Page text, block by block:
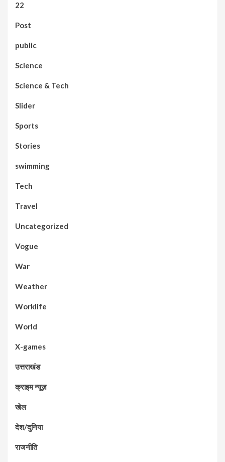
22
Post
public
Science
Science & Tech
Slider
Sports
Stories
swimming
Tech
Travel
Uncategorized
Vogue
War
Weather
Worklife
World
X-games
उत्तराखंड
क्राइम न्यूज़
खेल
देश/दुनिया
राजनीति